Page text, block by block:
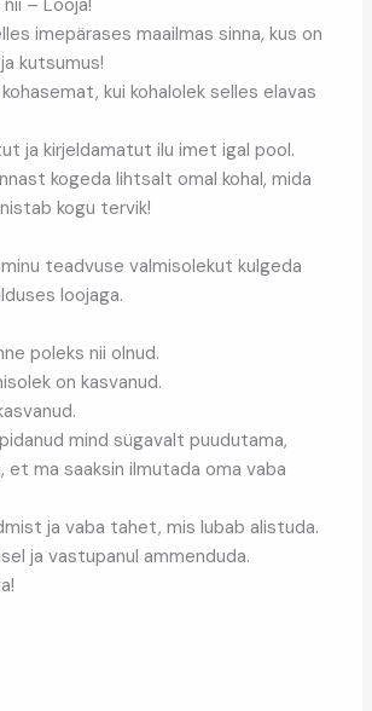
imepärases maailmas sinna, kus on
kutsumus!
kui kohalolek selles elavas
ja kirjeldamatut ilu imet igal pool.
kogeda lihtsalt omal kohal, mida
kogu tervik!
teadvuse valmisolekut kulgeda
loojaga.
poleks nii olnud.
on kasvanud.
mind sügavalt puudutama,
et ma saaksin ilmutada oma vaba
ja vaba tahet, mis lubab alistuda.
ja vastupanul ammenduda.